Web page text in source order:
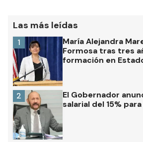
Las más leídas
María Alejandra
Formosa tras tres
formación en
1
El Gobernador
salarial del 15%
2